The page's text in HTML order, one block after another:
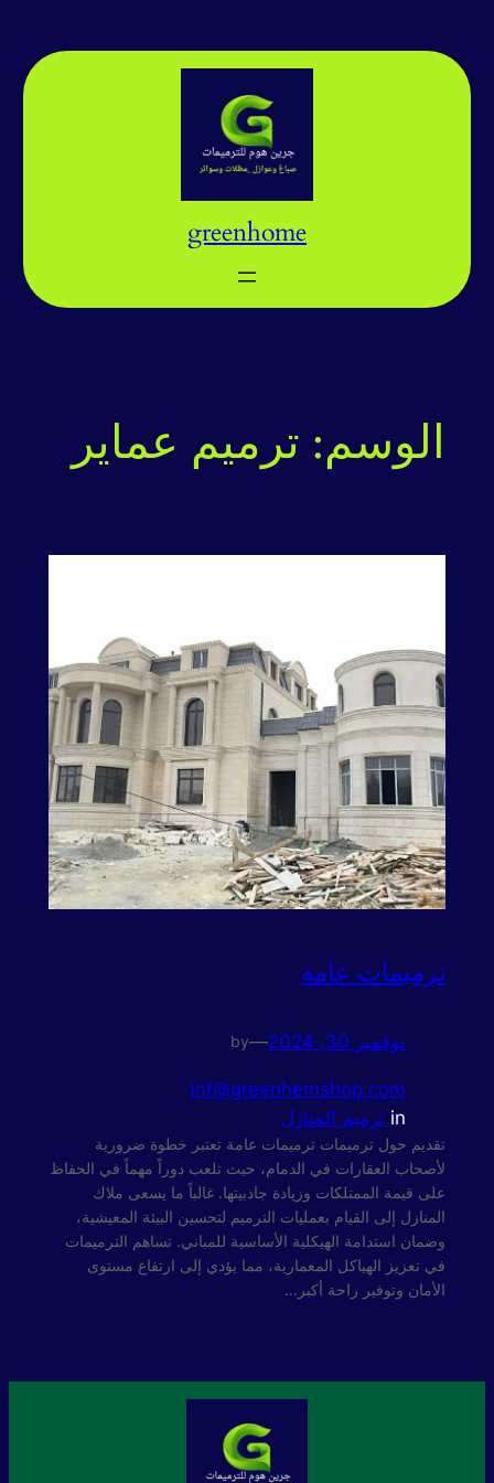
المحتوى
greenhome
الوسم: ترميم عماير
ترميمات عامة
نوفمبر 30, 2024 —
by
inf@greenhemshop.com
in ترميم المنازل
تقديم حول ترميمات ترميمات عامة تعتبر خطوة ضرورية
لأصحاب العقارات في الدمام، حيث تلعب دوراً مهماً في الحفاظ
على قيمة الممتلكات وزيادة جاذبيتها. غالباً ما يسعى ملاك
المنازل إلى القيام بعمليات الترميم لتحسين البيئة المعيشية،
وضمان استدامة الهيكلية الأساسية للمباني. تساهم الترميمات
في تعزيز الهياكل المعمارية، مما يؤدي إلى ارتفاع مستوى
الأمان وتوفير راحة أكبر…